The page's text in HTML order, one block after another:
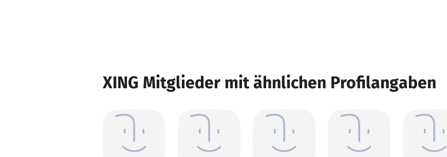
XING Mitglieder mit ähnlichen Profilangaben